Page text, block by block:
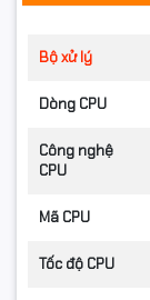
Bộ xử lý
Dòng CPU
Công nghệ
CPU
Mã CPU
Tốc độ CPU